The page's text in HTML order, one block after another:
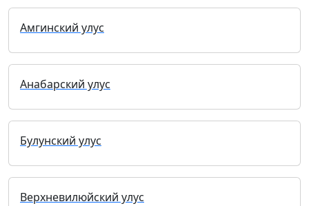
Амгинский улус
Анабарский улус
Булунский улус
Верхневилюйский улус